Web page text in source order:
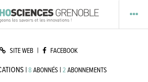
SITE WEB | FACEBOOK
| 8 ABONNÉS | 2 ABONNEMENTS